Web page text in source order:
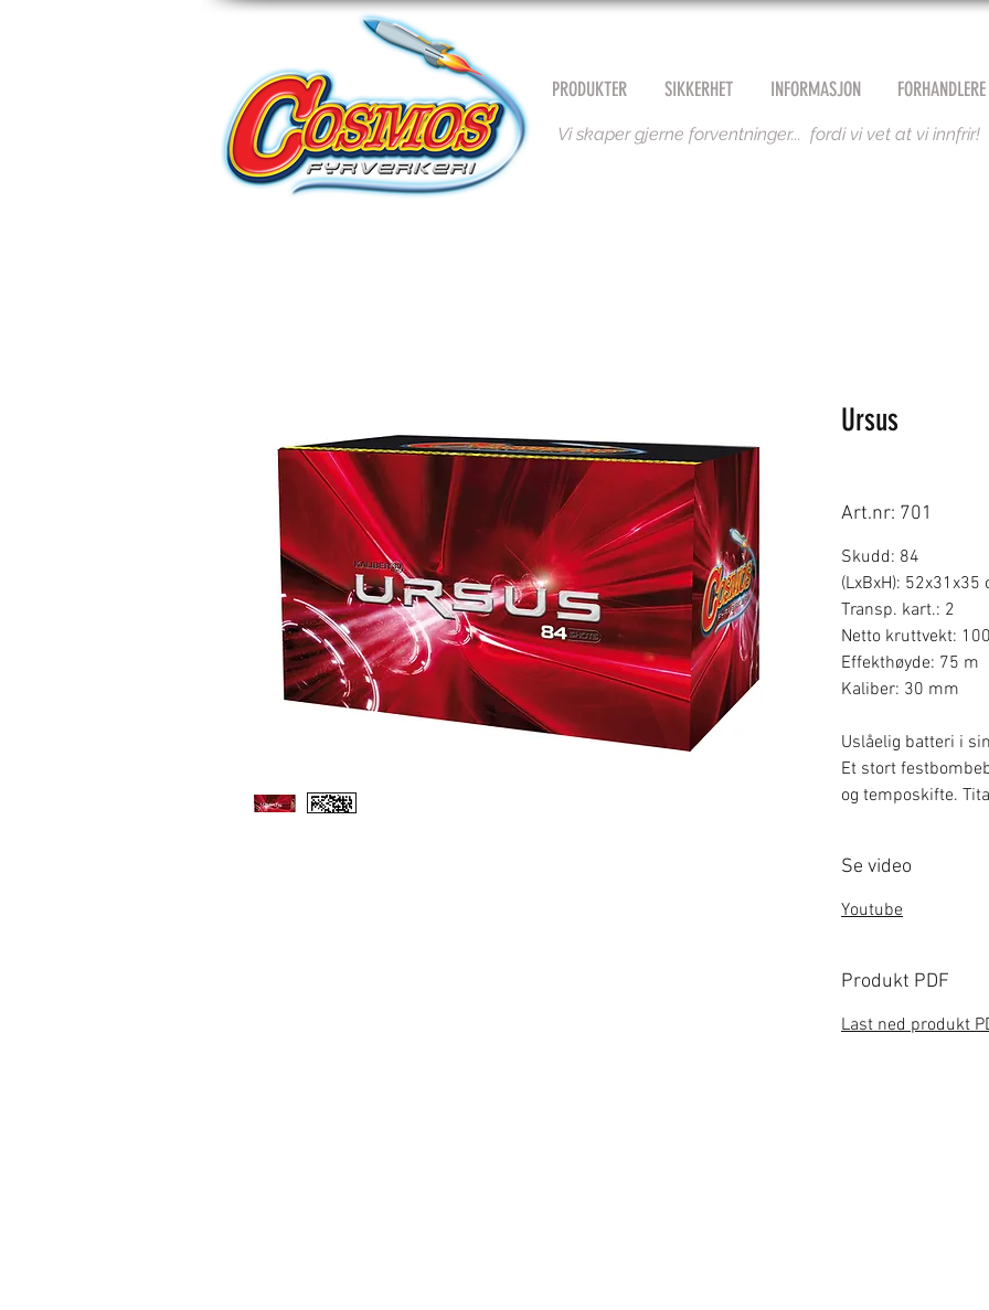
PRODUKTER SIKKERHET INFORMASJON FORHANDLERE
Vi skaper gjerne forventninger... fordi vi vet at vi innfrir!
Ursus
Art.nr: 701
Skudd: 84
(LxBxH): 52x31x35
Transp. kart.: 2
Netto kruttvekt:
Effekthøyde: 75 m
Kaliber: 30 mm
Uslåelig batteri i
Et stort
og temposkifte.
Se video
Youtube
Produkt PDF
Last ned produkt